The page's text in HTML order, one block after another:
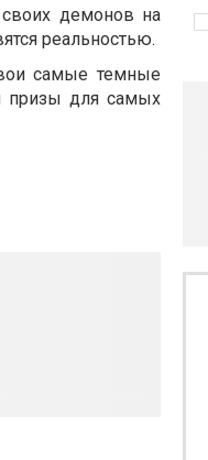
демонов на
реальностью.
самые темные
призы для самых